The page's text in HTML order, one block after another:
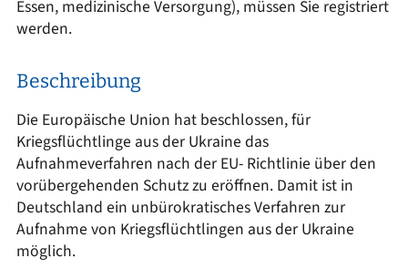
Essen, medizinische Versorgung), müssen Sie registriert
werden.
Beschreibung
Die Europäische Union hat beschlossen, für
Kriegsflüchtlinge aus der Ukraine das
Aufnahmeverfahren nach der EU- Richtlinie über den
vorübergehenden Schutz zu eröffnen. Damit ist in
Deutschland ein unbürokratisches Verfahren zur
Aufnahme von Kriegsflüchtlingen aus der Ukraine
möglich.